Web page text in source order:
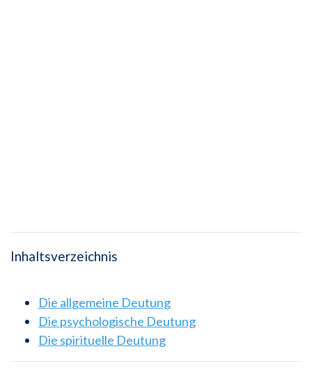
Inhaltsverzeichnis
Die allgemeine Deutung
Die psychologische Deutung
Die spirituelle Deutung